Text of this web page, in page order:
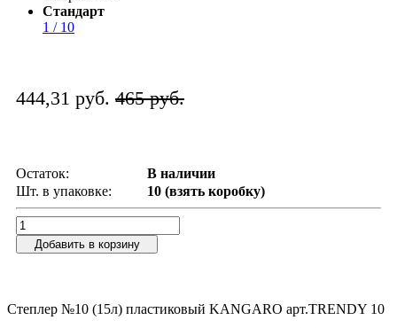
Стандарт
1 / 10
444,31 руб. 465 руб.
Остаток:
В наличии
Шт. в упаковке:
10 (взять коробку)
Добавить в корзину
Степлер №10 (15л) пластиковый KANGARO арт.TRENDY 10